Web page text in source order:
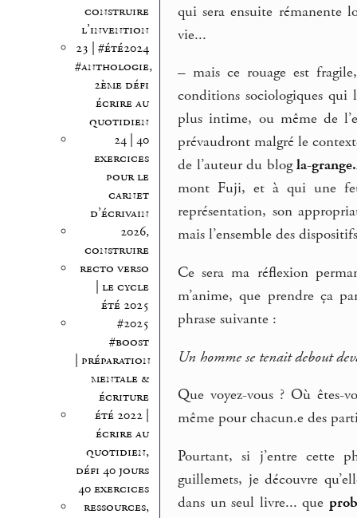
construire
l’invention
23 | #été2024
#anthologie,
2ème défi
écrire au
quotidien
24 | 40
exercices
pour le
carnet
d’écrivain
2026,
construire
recto verso
| le cycle
été 2025
#2025
#boost
| préparation
mentale &
écriture
été 2022 |
écrire au
quotidien,
défi 40 jours
40 exercices
ressources,
qui sera ensuite rémanente
vie...
– mais ce rouage est
conditions sociologiques
plus intime, ou même de
prévaudront malgré le
de l’auteur du blogla-
mont Fuji, et à qui une
représentation, son
mais l’ensemble des
Ce sera ma réflexion
m’anime, que prendre ça
phrase suivante :
Un homme se tenait debout
Que voyez-vous ? Où êtes-
même pour chacun.e des
Pourtant, si j’entre cette
guillemets, je découvre
dans un seul livre... que